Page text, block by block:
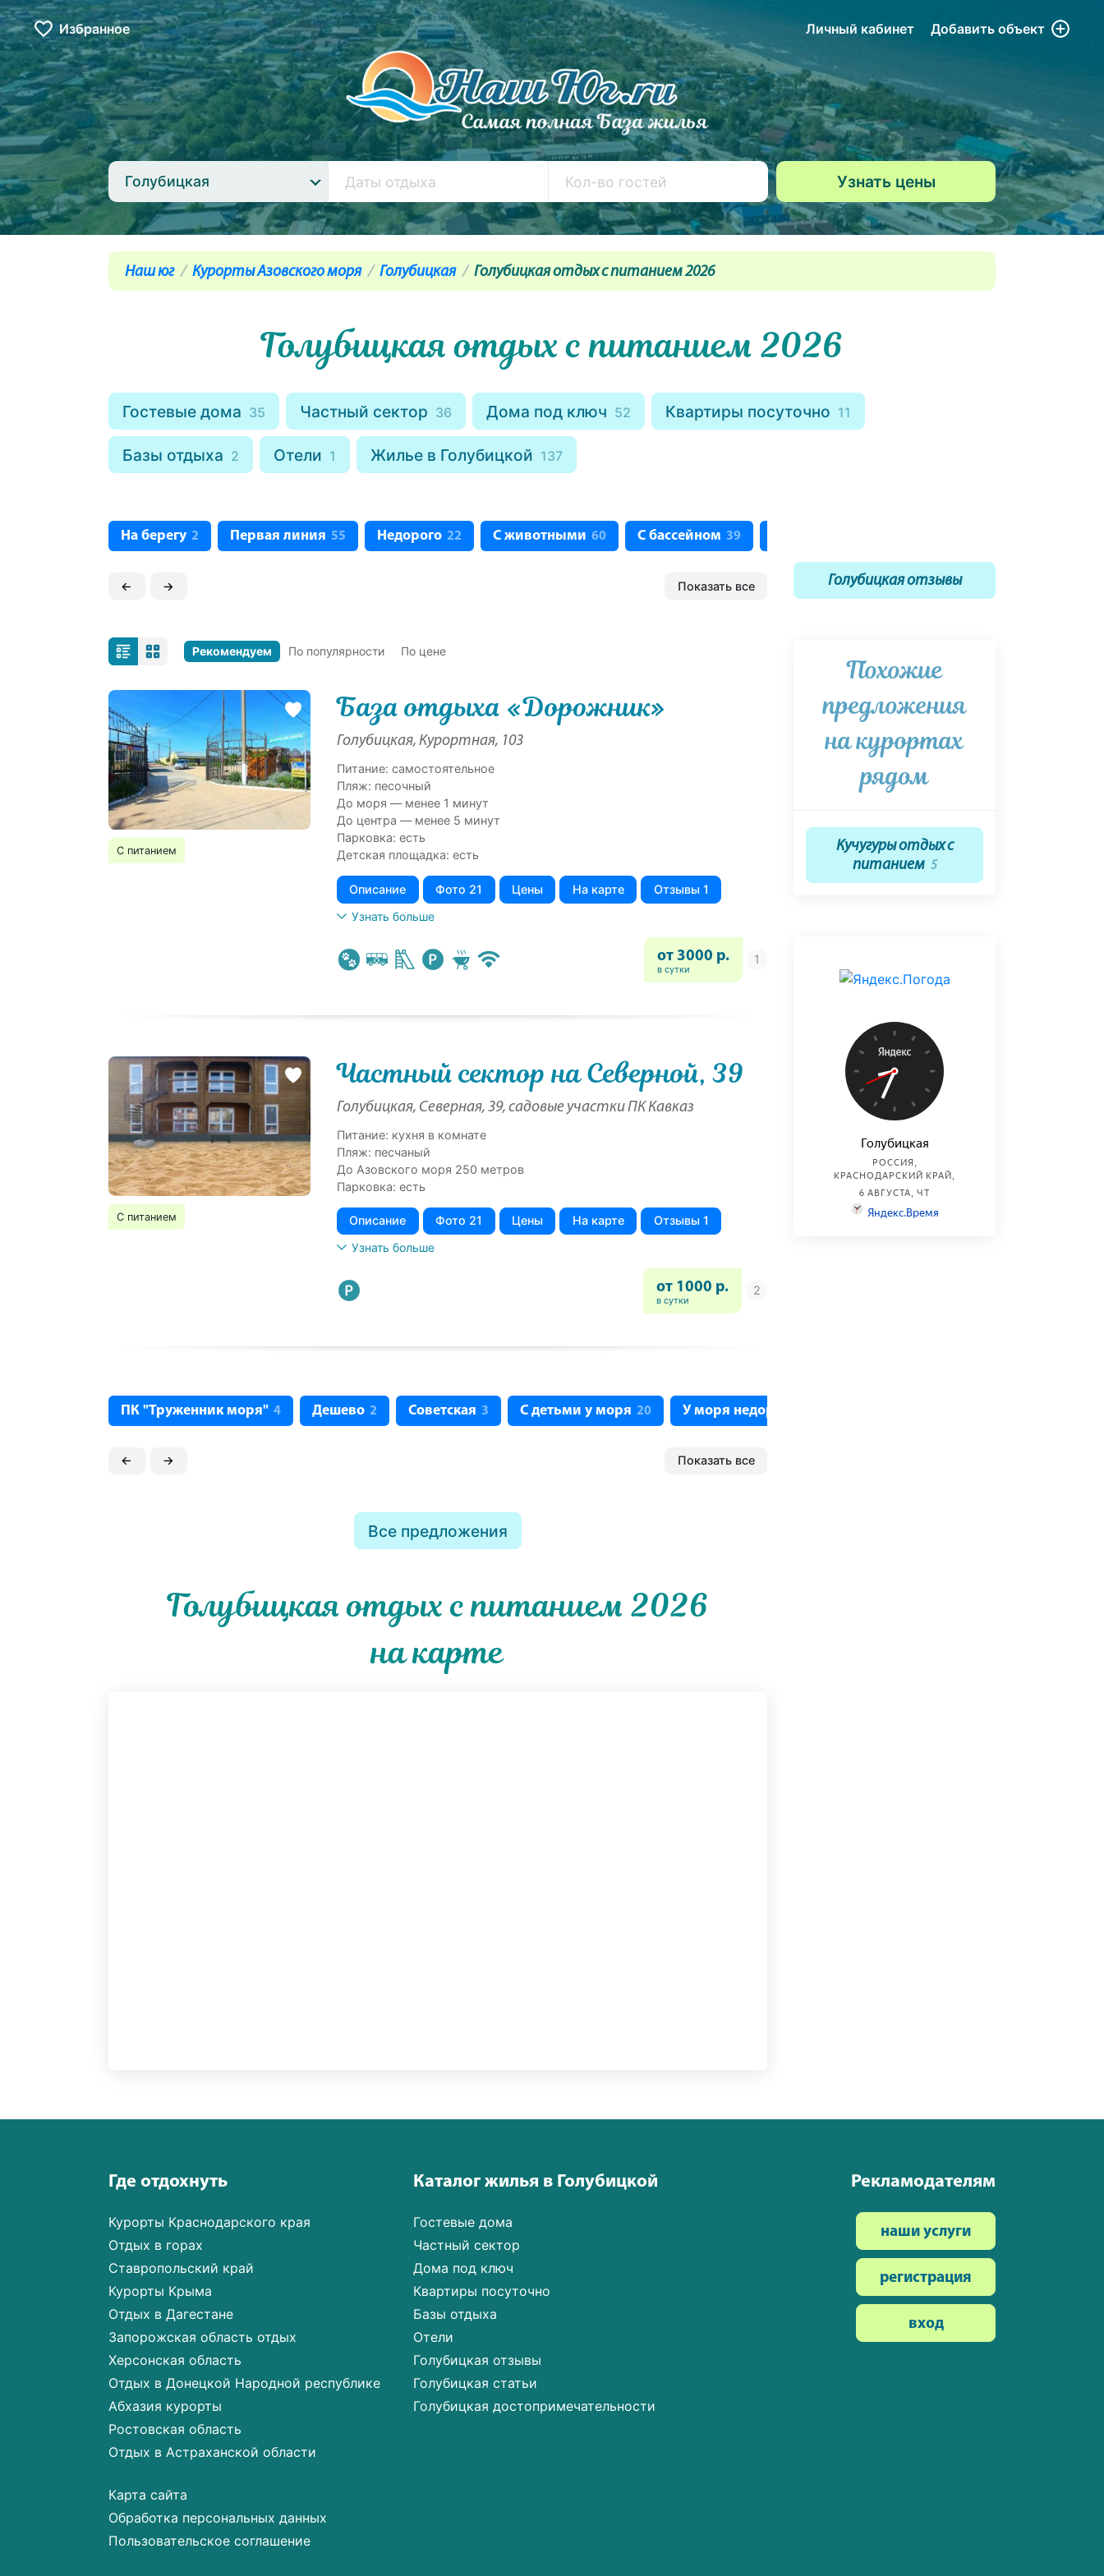
Избранное Личный кабинет Добавить объект
Голубицкая
Наш юг Курорты Азовского моря Голубицкая Голубицкая отдых с питанием 2026
Голубицкая отдых с питанием 2026
Гостевые дома 35 Частный сектор 36 Дома под ключ 52 Квартиры посуточно 11
Базы отдыха 2 Отели 1 Жилье в Голубицкой 137
На берегу 2 Первая линия 55 Недорого 22 С животными 60 С бассейном 39
← → Показать все
Рекомендуем По популярности По цене
С питанием
База отдыха «Дорожник»
Голубицкая, Курортная, 103
Питание: самостоятельное
Пляж: песочный
До моря — менее 1 минут
До центра — менее 5 минут
Парковка: есть
Детская площадка: есть
Описание Фото 21 Цены На карте
Отзывы 1
Узнать больше
от 3000 р.
в сутки
С питанием
Частный сектор на Северной, 39
Голубицкая, Северная, 39, садовые участки ПК Кавказ
Питание: кухня в комнате
Пляж: песчаный
До Азовского моря 250 метров
Парковка: есть
Описание Фото 21 Цены На карте
Отзывы 1
Узнать больше
от 1000 р.
в сутки
ПК "Труженник моря" 4 Дешево 2 Советская 3 С детьми у моря 20 У моря недорого
← → Показать все
Все предложения
Голубицкая отдых с питанием 2026
на карте
Голубицкая отзывы
Похожие
предложения
на курортах
рядом
Кучугуры отдых с
питанием 5
Где отдохнуть
Курорты Краснодарского края
Отдых в горах
Ставропольский край
Курорты Крыма
Отдых в Дагестане
Запорожская область отдых
Херсонская область
Отдых в Донецкой Народной республике
Абхазия курорты
Ростовская область
Отдых в Астраханской области
Карта сайта
Обработка персональных данных
Пользовательское соглашение
Каталог жилья в Голубицкой
Гостевые дома
Частный сектор
Дома под ключ
Квартиры посуточно
Базы отдыха
Отели
Голубицкая отзывы
Голубицкая статьи
Голубицкая достопримечательности
Рекламодателям
наши услуги
регистрация
вход